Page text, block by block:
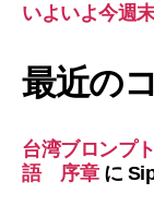
いよいよ今週
最近の
台湾ブロンプ
語 序章に